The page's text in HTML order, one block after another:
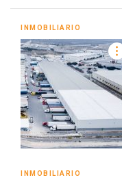
INMOBILIARIO
INMOBILIARIO